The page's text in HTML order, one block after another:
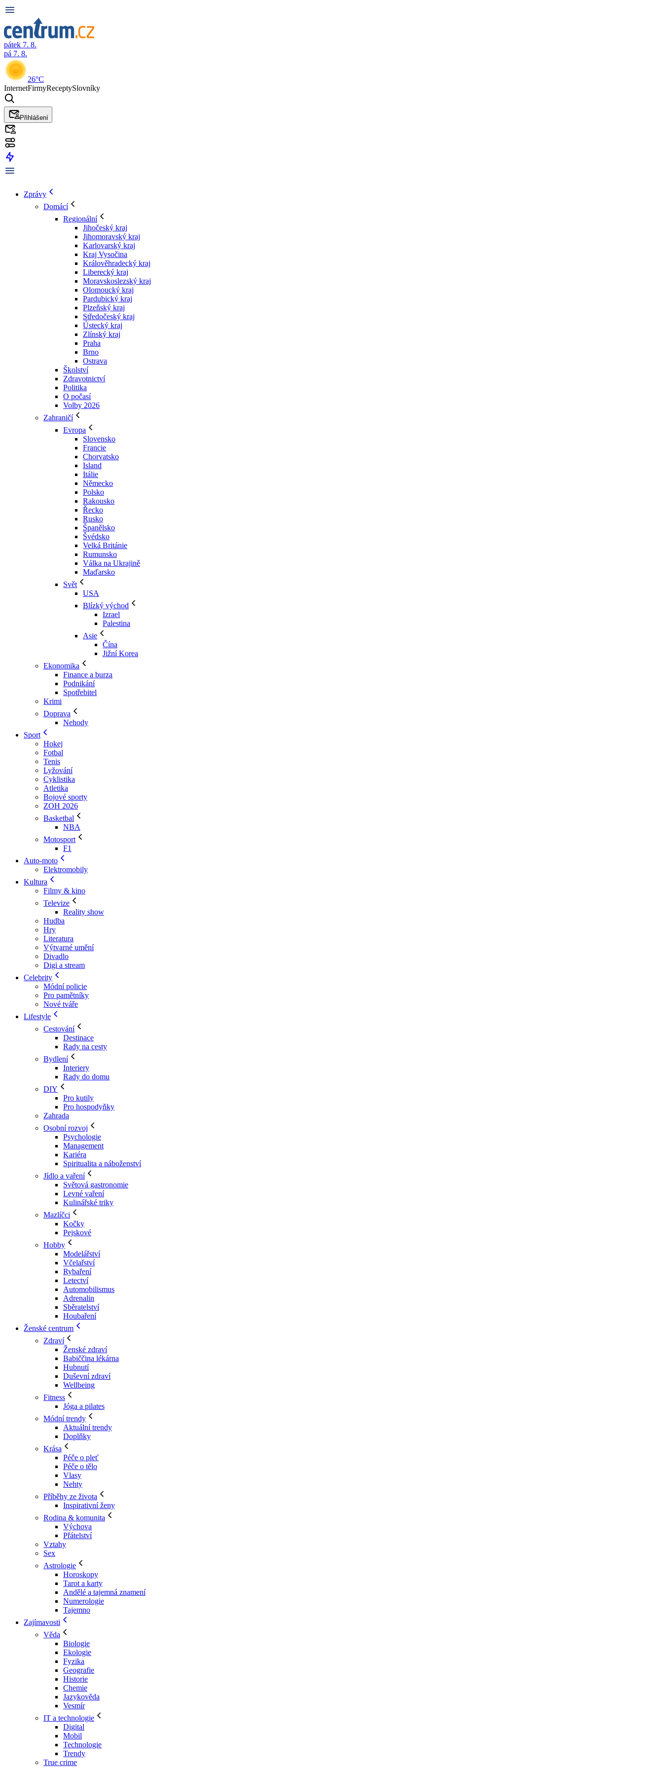
pátek 7. 8.
pá 7. 8.
26°C
InternetFirmyReceptySlovníky
Přihlášení
Zprávy
Domácí
Regionální
Jihočeský kraj
Jihomoravský kraj
Karlovarský kraj
Kraj Vysočina
Králověhradecký kraj
Liberecký kraj
Moravskoslezský kraj
Olomoucký kraj
Pardubický kraj
Plzeňský kraj
Středočeský kraj
Ústecký kraj
Zlínský kraj
Praha
Brno
Ostrava
Školství
Zdravotnictví
Politika
O počasí
Volby 2026
Zahraničí
Evropa
Slovensko
Francie
Chorvatsko
Island
Itálie
Německo
Polsko
Rakousko
Řecko
Rusko
Španělsko
Švédsko
Velká Británie
Rumunsko
Válka na Ukrajině
Maďarsko
Svět
USA
Blízký východ
Izrael
Palestina
Asie
Čína
Jižní Korea
Ekonomika
Finance a burza
Podnikání
Spotřebitel
Krimi
Doprava
Nehody
Sport
Hokej
Fotbal
Tenis
Lyžování
Cyklistika
Atletika
Bojové sporty
ZOH 2026
Basketbal
NBA
Motosport
F1
Auto-moto
Elektromobily
Kultura
Filmy & kino
Televize
Reality show
Hudba
Hry
Literatura
Výtvarné umění
Divadlo
Digi a stream
Celebrity
Módní policie
Pro pamětníky
Nové tváře
Lifestyle
Cestování
Destinace
Rady na cesty
Bydlení
Interiery
Rady do domu
DIY
Pro kutily
Pro hospodyňky
Zahrada
Osobní rozvoj
Psychologie
Management
Kariéra
Spiritualita a náboženství
Jídlo a vaření
Světová gastronomie
Levné vaření
Kulinářské triky
Mazlíčci
Kočky
Pejskové
Hobby
Modelářství
Včelařství
Rybaření
Letectví
Automobilismus
Adrenalin
Sběratelství
Houbaření
Ženské centrum
Zdraví
Ženské zdraví
Babiččina lékárna
Hubnutí
Duševní zdraví
Wellbeing
Fitness
Jóga a pilates
Módní trendy
Aktuální trendy
Doplňky
Krása
Péče o pleť
Péče o tělo
Vlasy
Nehty
Příběhy ze života
Inspirativní ženy
Rodina & komunita
Výchova
Přátelství
Vztahy
Sex
Astrologie
Horoskopy
Tarot a karty
Andělé a tajemná znamení
Numerologie
Tajemno
Zajímavosti
Věda
Biologie
Ekologie
Fyzika
Geografie
Historie
Chemie
Jazykověda
Vesmír
IT a technologie
Digital
Mobil
Technologie
Trendy
True crime